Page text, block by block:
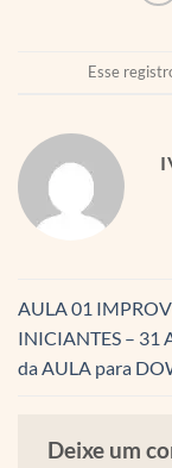
Esse
AULA 01
INICIANTES – 31
da AULA para
Deixe um